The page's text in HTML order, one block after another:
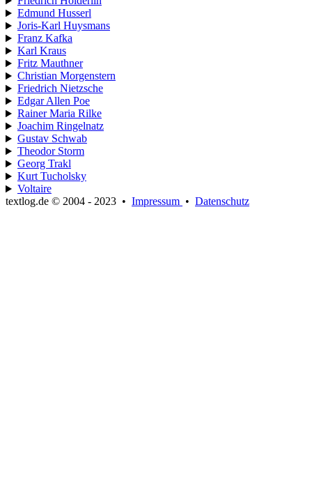
Edmund Husserl
Joris-Karl Huysmans
Franz Kafka
Karl Kraus
Fritz Mauthner
Christian Morgenstern
Friedrich Nietzsche
Edgar Allen Poe
Rainer Maria Rilke
Joachim Ringelnatz
Gustav Schwab
Theodor Storm
Georg Trakl
Kurt Tucholsky
Voltaire
textlog.de © 2004 - 2023 • Impressum • Datenschutz